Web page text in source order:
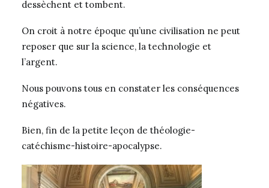
dessèchent et tombent.
On croit à notre époque qu’une civilisation ne peut
reposer que sur la science, la technologie et
l’argent.
Nous pouvons tous en constater les conséquences
négatives.
Bien, fin de la petite leçon de théologie-
catéchisme-histoire-apocalypse.